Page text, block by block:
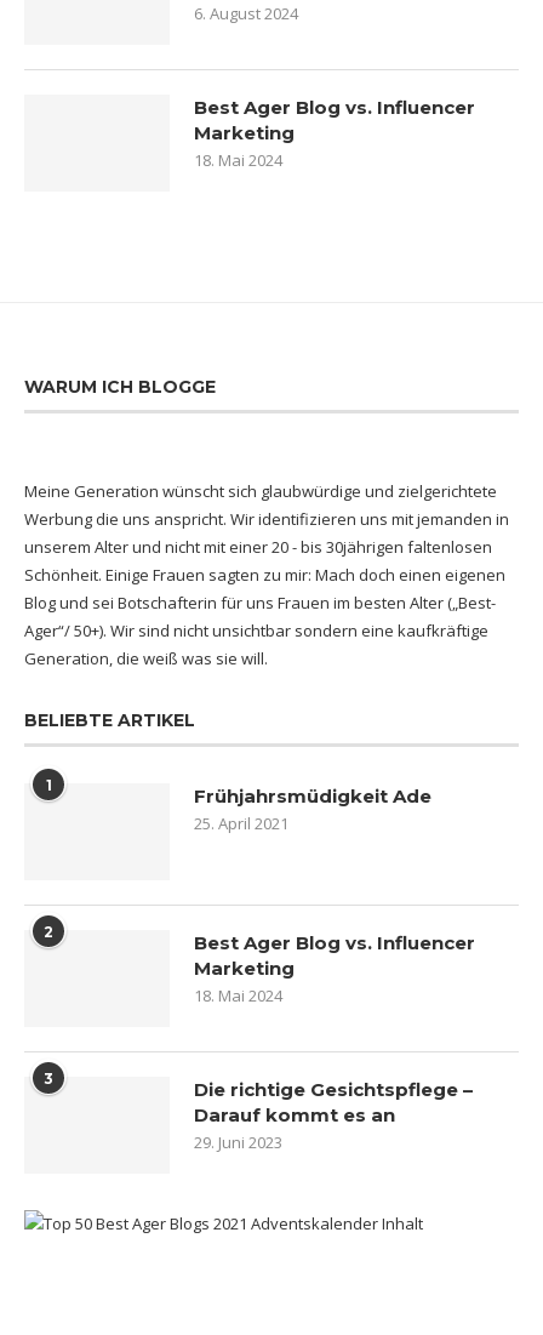
6. August 2024
Best Ager Blog vs. Influencer
Marketing
18. Mai 2024
WARUM ICH BLOGGE
Meine Generation wünscht sich glaubwürdige und zielgerichtete
Werbung die uns anspricht. Wir identifizieren uns mit jemanden in
unserem Alter und nicht mit einer 20 - bis 30jährigen faltenlosen
Schönheit. Einige Frauen sagten zu mir: Mach doch einen eigenen
Blog und sei Botschafterin für uns Frauen im besten Alter („Best-
Ager“/ 50+). Wir sind nicht unsichtbar sondern eine kaufkräftige
Generation, die weiß was sie will.
BELIEBTE ARTIKEL
1 Frühjahrsmüdigkeit Ade
25. April 2021
2
Best Ager Blog vs. Influencer
Marketing
18. Mai 2024
3
Die richtige Gesichtspflege –
Darauf kommt es an
29. Juni 2023